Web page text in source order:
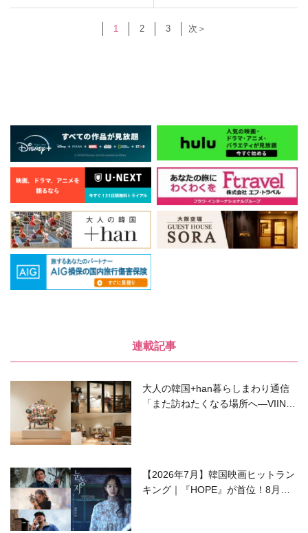
1 2 3 次＞
連載記事
大人の韓国+han暮らしまわり通信
「また訪ねたくなる場所へ―VIIN C
【2026年7月】韓国映画ヒットラン
キング｜『HOPE』が首位！8月公